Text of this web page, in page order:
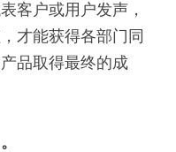
客户或用户发声，
才能获得各部门同
品取得最终的成